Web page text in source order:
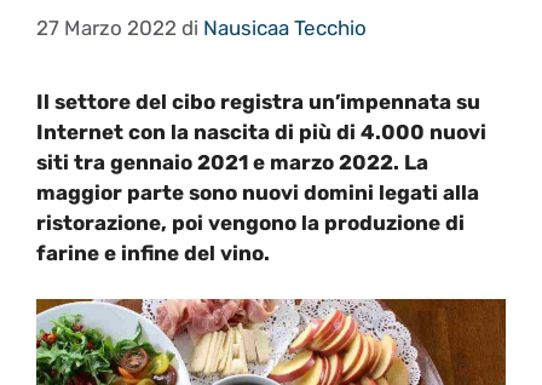
27 Marzo 2022 di Nausicaa Tecchio
Il settore del cibo registra un’impennata su
Internet con la nascita di più di 4.000 nuovi
siti tra gennaio 2021 e marzo 2022. La
maggior parte sono nuovi domini legati alla
ristorazione, poi vengono la produzione di
farine e infine del vino.